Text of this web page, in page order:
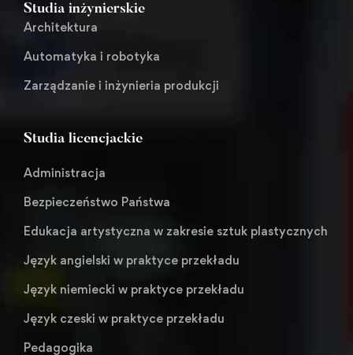
Studia inżynierskie
Architektura
Automatyka i robotyka
Zarządzanie i inżynieria produkcji
Studia licencjackie
Administracja
Bezpieczeństwo Państwa
Edukacja artystyczna w zakresie sztuk plastycznych
Język angielski w praktyce przekładu
Język niemiecki w praktyce przekładu
Język czeski w praktyce przekładu
Pedagogika